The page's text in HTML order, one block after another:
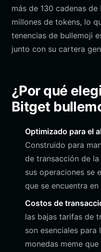
más de 130 cadenas
millones de tokens, lo
tenencias de bullemoji
junto con su cartera
¿Por qué
Bitget
Optimizado para el
Construido para
de transacción de
sus operaciones se
que se encuentra
Costos de
las bajas tarifas de
son esenciales
monedas meme